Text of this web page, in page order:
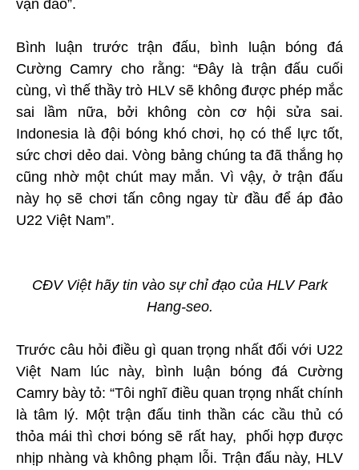
vạn đảo”.
Bình luận trước trận đấu, bình luận bóng đá
Cường Camry cho rằng: “Đây là trận đấu cuối
cùng, vì thế thầy trò HLV sẽ không được phép mắc
sai lầm nữa, bởi không còn cơ hội sửa sai.
Indonesia là đội bóng khó chơi, họ có thể lực tốt,
sức chơi dẻo dai. Vòng bảng chúng ta đã thắng họ
cũng nhờ một chút may mắn. Vì vậy, ở trận đấu
này họ sẽ chơi tấn công ngay từ đầu để áp đảo
U22 Việt Nam”.
CĐV Việt hãy tin vào sự chỉ đạo của HLV Park
Hang-seo.
Trước câu hỏi điều gì quan trọng nhất đối với U22
Việt Nam lúc này, bình luận bóng đá Cường
Camry bày tỏ: “Tôi nghĩ điều quan trọng nhất chính
là tâm lý. Một trận đấu tinh thần các cầu thủ có
thỏa mái thì chơi bóng sẽ rất hay, phối hợp được
nhịp nhàng và không phạm lỗi. Trận đấu này, HLV